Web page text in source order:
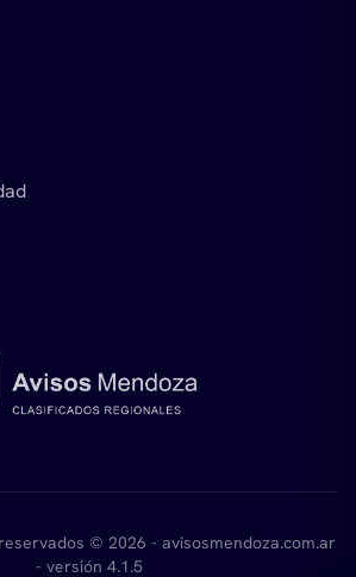
© 2026 - avisosmendoza.com.ar
- versión 4.1.5